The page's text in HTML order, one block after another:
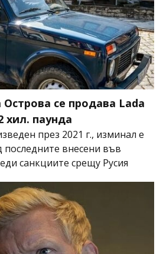
Острова се продава Lada
хил. паунда
през 2021 г., изминал е
последните внесени във
санкциите срещу Русия